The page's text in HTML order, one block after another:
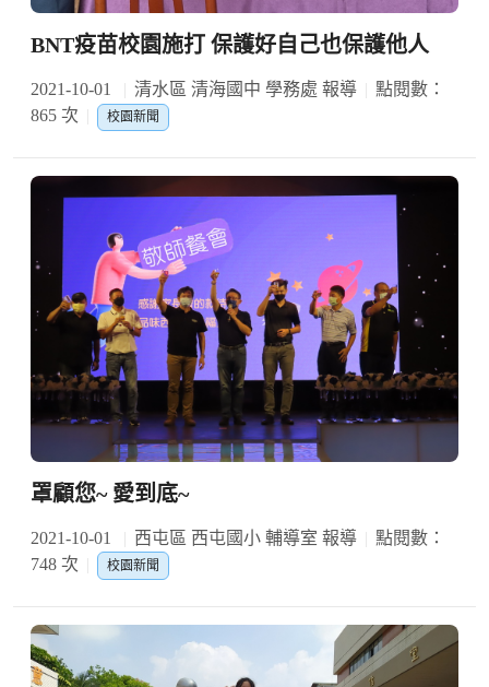
BNT疫苗校園施打 保護好自己也保護他人
2021-10-01 清水區 清海國中 學務處 報導
點閱數：
865 次
校園新聞
罩顧您~ 愛到底~
2021-10-01 西屯區 西屯國小 輔導室 報導
點閱數：
748 次
校園新聞